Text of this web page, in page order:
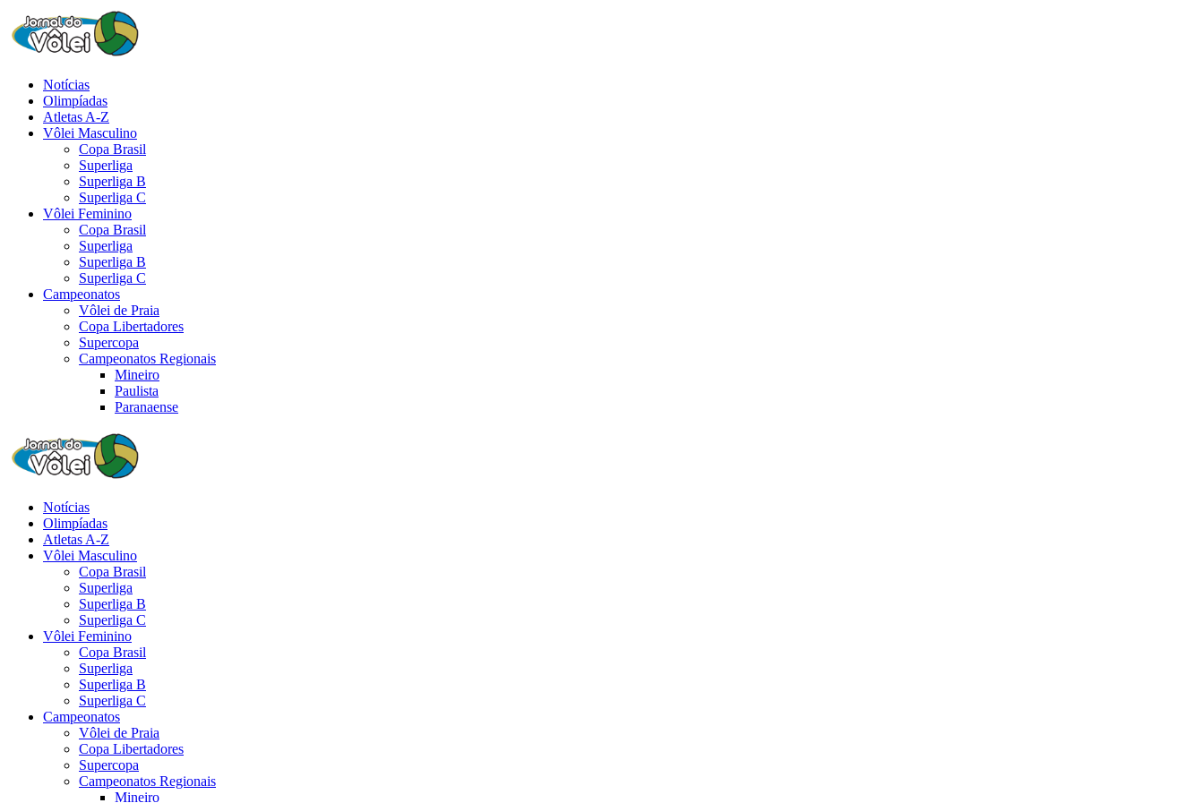
Notícias
Olimpíadas
Atletas A-Z
Vôlei Masculino
Copa Brasil
Superliga
Superliga B
Superliga C
Vôlei Feminino
Copa Brasil
Superliga
Superliga B
Superliga C
Campeonatos
Vôlei de Praia
Copa Libertadores
Supercopa
Campeonatos Regionais
Mineiro
Paulista
Paranaense
Notícias
Olimpíadas
Atletas A-Z
Vôlei Masculino
Copa Brasil
Superliga
Superliga B
Superliga C
Vôlei Feminino
Copa Brasil
Superliga
Superliga B
Superliga C
Campeonatos
Vôlei de Praia
Copa Libertadores
Supercopa
Campeonatos Regionais
Mineiro